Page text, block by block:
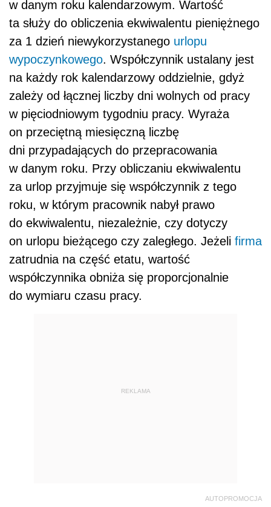
w danym roku kalendarzowym. Wartość
ta służy do obliczenia ekwiwalentu pieniężnego
za 1 dzień niewykorzystanego urlopu
wypoczynkowego. Współczynnik ustalany jest
na każdy rok kalendarzowy oddzielnie, gdyż
zależy od łącznej liczby dni wolnych od pracy
w pięciodniowym tygodniu pracy. Wyraża
on przeciętną miesięczną liczbę
dni przypadających do przepracowania
w danym roku. Przy obliczaniu ekwiwalentu
za urlop przyjmuje się współczynnik z tego
roku, w którym pracownik nabył prawo
do ekwiwalentu, niezależnie, czy dotyczy
on urlopu bieżącego czy zaległego. Jeżeli firma
zatrudnia na część etatu, wartość
współczynnika obniża się proporcjonalnie
do wymiaru czasu pracy.
REKLAMA
AUTOPROMOCJA